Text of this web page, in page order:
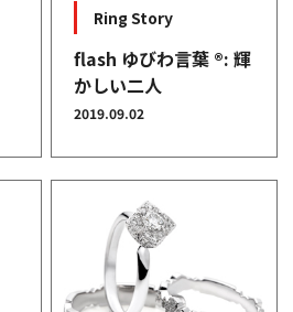
Ring Story
flash ゆびわ言葉 ®︎: 輝
かしい二人
2019.09.02